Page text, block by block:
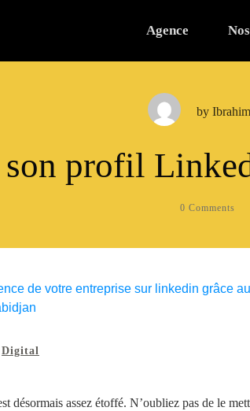
Agence
by
son profil
0 Comments
Digital
désormais assez étoffé. N’oubliez pas de le